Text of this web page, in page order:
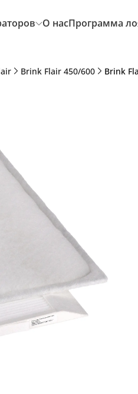
О насПрограмма
Brink Flair 450/600 Brink